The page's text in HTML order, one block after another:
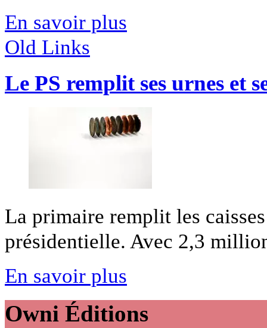
En savoir plus
Old Links
Le PS remplit ses urnes et
La primaire remplit les
présidentielle. Avec 2,3
En savoir plus
Owni Éditions